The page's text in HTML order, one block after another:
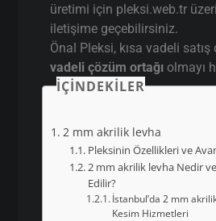
üretimi için pleksi.web.tr
iletişime geçebilirsiniz.
Önal Pleksi, kısa vadeli satış
vadeli çözüm ortağı olmayı
İÇINDEKILER
2 mm akrilik levha
Pleksinin Özellikleri ve
2 mm akrilik levha Nedir
Edilir?
İstanbul’da 2 mm
Kesim Hizmetleri